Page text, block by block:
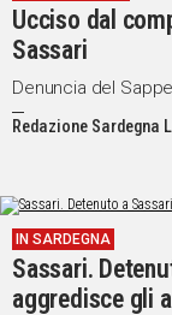
Ucciso dal
Sassari
Denuncia del
Redazione Sardegna
IN SARDEGNA
Sassari.
aggredisce gli